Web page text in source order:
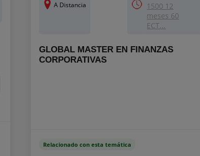
A Distancia
1500 12
meses 60
ECT...
GLOBAL MASTER EN FINANZAS
CORPORATIVAS
Relacionado con esta temática